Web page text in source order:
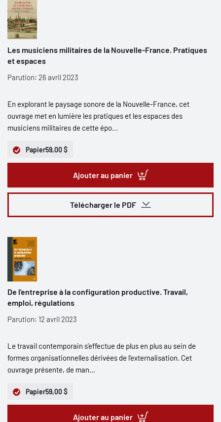
Les musiciens militaires de la Nouvelle-France. Pratiques
et espaces
Parution: 26 avril 2023
En explorant le paysage sonore de la Nouvelle-France, cet
ouvrage met en lumière les pratiques et les espaces des
musiciens militaires de cette épo...
Papier59,00 $
Ajouter au panier
Télécharger le PDF
De l'entreprise à la configuration productive. Travail,
emploi, régulations
Parution: 12 avril 2023
Le travail contemporain s’effectue de plus en plus au sein de
formes organisationnelles dérivées de l’externalisation. Cet
ouvrage présente, de man...
Papier59,00 $
Ajouter au panier